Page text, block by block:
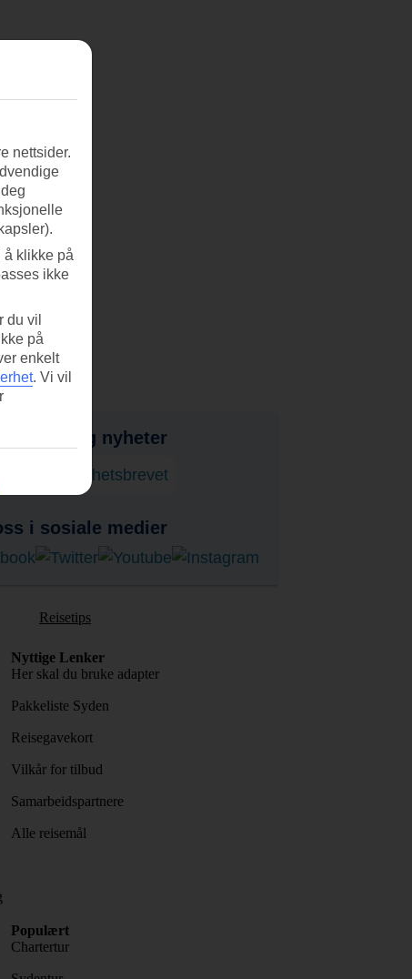
tips og nyheter
på nyhetsbrevet
i sosiale medier
Reisetips
Nyttige Lenker
Her skal du bruke adapter
Pakkeliste Syden
Reisegavekort
Vilkår for tilbud
Samarbeidspartnere
Alle reisemål
Populært
Chartertur
nettsider.
å klikke på
ikke
du vil
på
enkelt
. Vi vil